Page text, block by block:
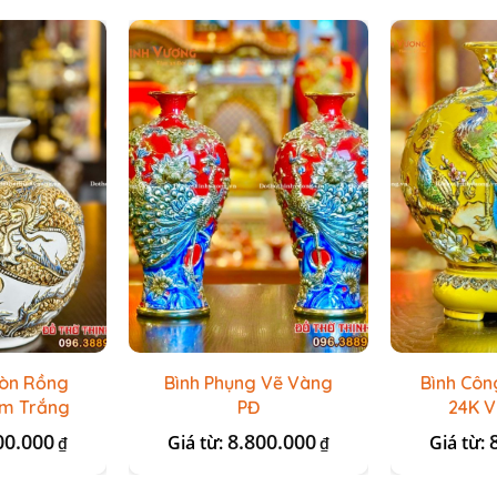
Rồng
Trắng
₫
Bình Phụng Vẽ Vàng
PĐ
Giá từ:8.800.000₫
Bình
24K
Giá từ: